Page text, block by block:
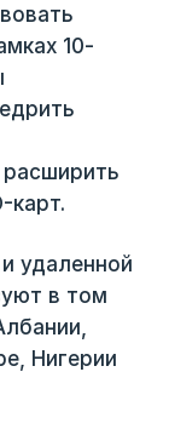
10-
расширить
карт.
удаленной
в том
Нигерии